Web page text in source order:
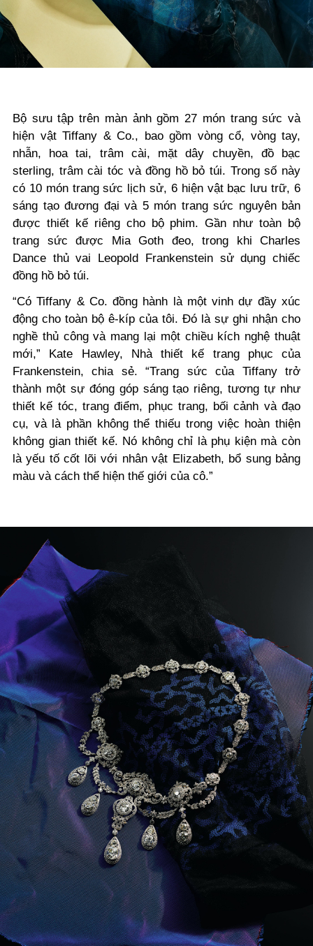
Bộ sưu tập trên màn ảnh gồm 27 món trang sức và
hiện vật Tiffany & Co., bao gồm vòng cổ, vòng tay,
nhẫn, hoa tai, trâm cài, mặt dây chuyền, đồ bạc
sterling, trâm cài tóc và đồng hồ bỏ túi. Trong số này
có 10 món trang sức lịch sử, 6 hiện vật bạc lưu trữ, 6
sáng tạo đương đại và 5 món trang sức nguyên bản
được thiết kế riêng cho bộ phim. Gần như toàn bộ
trang sức được Mia Goth đeo, trong khi Charles
Dance thủ vai Leopold Frankenstein sử dụng chiếc
đồng hồ bỏ túi.
“Có Tiffany & Co. đồng hành là một vinh dự đầy xúc
động cho toàn bộ ê-kíp của tôi. Đó là sự ghi nhận cho
nghề thủ công và mang lại một chiều kích nghệ thuật
mới,” Kate Hawley, Nhà thiết kế trang phục của
Frankenstein, chia sẻ. “Trang sức của Tiffany trở
thành một sự đóng góp sáng tạo riêng, tương tự như
thiết kế tóc, trang điểm, phục trang, bối cảnh và đạo
cụ, và là phần không thể thiếu trong việc hoàn thiện
không gian thiết kế. Nó không chỉ là phụ kiện mà còn
là yếu tố cốt lõi với nhân vật Elizabeth, bổ sung bảng
màu và cách thể hiện thế giới của cô.”